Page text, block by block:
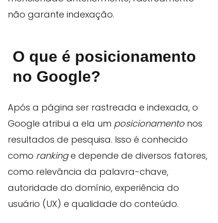
não garante indexação.
O que é posicionamento
no Google?
Após a página ser rastreada e indexada, o
Google atribui a ela um posicionamento nos
resultados de pesquisa. Isso é conhecido
como rankinge depende de diversos fatores,
como relevância da palavra-chave,
autoridade do domínio, experiência do
usuário (UX) e qualidade do conteúdo.